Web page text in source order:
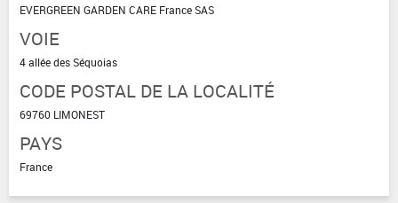
EVERGREEN GARDEN CARE France SAS
VOIE
4 allée des Séquoias
CODE POSTAL DE LA LOCALITÉ
69760 LIMONEST
PAYS
France